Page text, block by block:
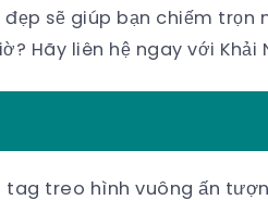
đẹp sẽ giúp bạn chiếm trọn
Hãy liên hệ ngay với
tag treo hình vuông ấn